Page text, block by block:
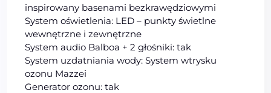
inspirowany basenami bezkrawędziowymi
System oświetlenia: LED – punkty świetlne
wewnętrzne i zewnętrzne
System audio Balboa + 2 głośniki: tak
System uzdatniania wody: System wtrysku
ozonu Mazzei
Generator ozonu: tak